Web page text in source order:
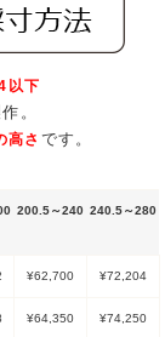
以下
。
高さ です。
200.5～240 240.5～280
¥62,700 ¥72,204
¥64,350 ¥74,250